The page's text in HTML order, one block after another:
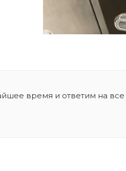
время и ответим на